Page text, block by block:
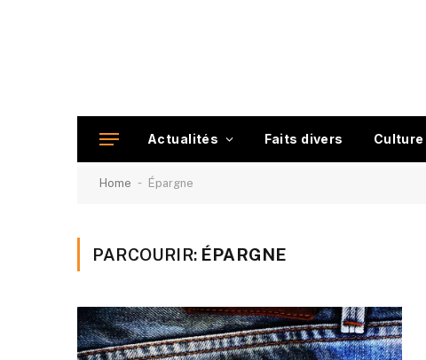
Actualités Faits divers Culture
Home - Épargne
PARCOURIR: ÉPARGNE